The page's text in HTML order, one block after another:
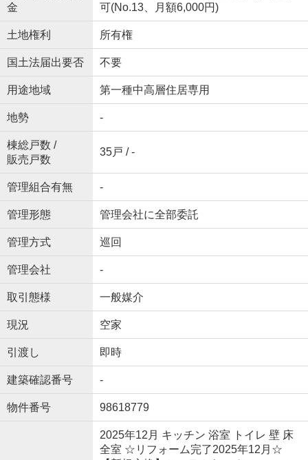
金
可(No.13、月額6,000円)
土地権利 所有権
国土法届出要否 不要
用途地域 第一種中高層住居専用
地勢 -
棟総戸数 /
販売戸数
35戸 / -
管理組合有無 -
管理形態 管理会社に全部委託
管理方式 巡回
管理会社 -
取引態様 一般媒介
現況 空家
引渡し 即時
建築確認番号 -
物件番号 98618779
2025年12月 キッチン 浴室 トイレ 壁 床
全室 ☆リフォーム完了2025年12月☆